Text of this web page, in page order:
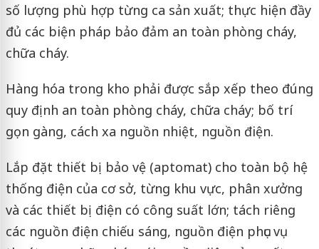
số lượng phù hợp từng ca sản xuất; thực hiện đầy
đủ các biện pháp bảo đảm an toàn phòng cháy,
chữa cháy.
Hàng hóa trong kho phải được sắp xếp theo đúng
quy định an toàn phòng cháy, chữa cháy; bố trí
gọn gàng, cách xa nguồn nhiệt, nguồn điện.
Lắp đặt thiết bị bảo vệ (aptomat) cho toàn bộ hệ
thống điện của cơ sở, từng khu vực, phân xưởng
và các thiết bị điện có công suất lớn; tách riêng
các nguồn điện chiếu sáng, nguồn điện phục vụ